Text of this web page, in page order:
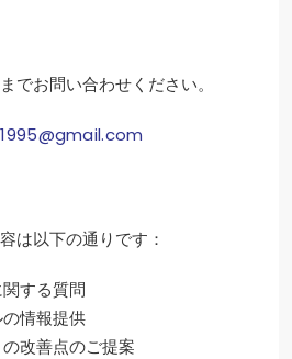
でお問い合わせください。
は以下の通りです：
する質問
情報提供
改善点のご提案